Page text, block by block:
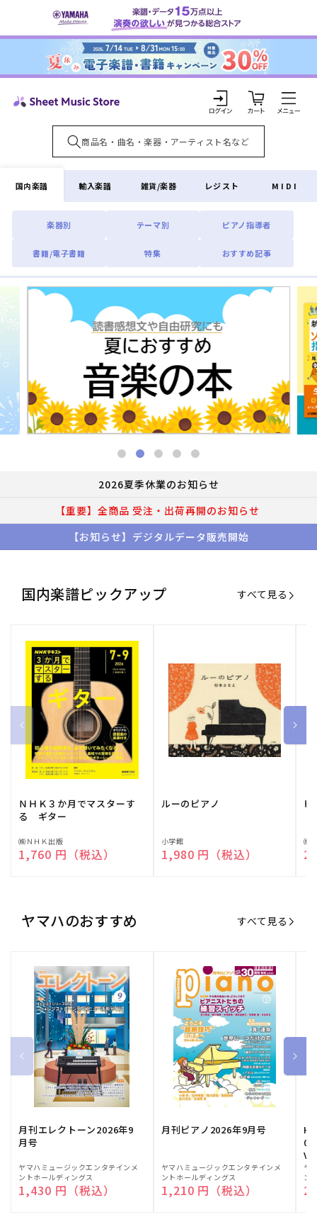
ンツに
ロ
グ
イ
ン
カ
ー
ト
国内楽譜
楽器別 テーマ別 ピアノ指導者
書籍/電子書籍 特集 おすすめ記事
輸入楽譜 雑貨/楽器 レジスト MIDI
2026夏季休業のお知らせ
【重要】全商品 受注・出荷再開のお知らせ
【お知らせ】デジタルデータ販売開始
国内楽譜ピックアップ すべて見る
ＮＨＫ３か月でマスターす
る ギター
販
売
㈱ＮＨＫ出版
通常価格
1,760 円（税込）
ルーのピアノ
販
売
小学館
通常価格
1,980 円（税込）
ピ
販
売
㈱
ヤマハのおすすめ すべて見る
月刊エレクトーン2026年9
月号
販
売
元:
ヤマハミュージックエンタテインメ
ントホールディングス
通常価格
1,430 円（税込）
月刊ピアノ2026年9月号
販
売
元:
ヤマハミュージックエンタテインメ
ントホールディングス
通常価格
1,210 円（税込）
販
売
元:
ヤ
ン